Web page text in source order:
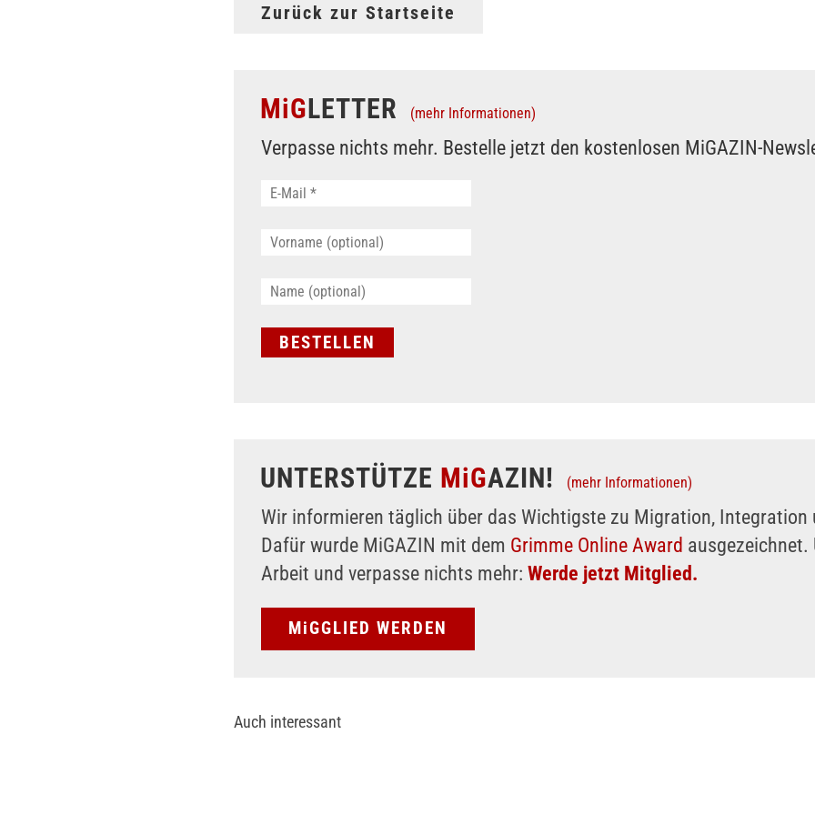
Zurück zur Startseite
MiGLETTER (mehr Informationen)
Verpasse nichts mehr. Bestelle jetzt den kostenlosen MiGAZIN-
UNTERSTÜTZE MiGAZIN! (mehr Informationen)
Wir informieren täglich über das Wichtigste zu Migration, Integration
Dafür wurde MiGAZIN mit dem Grimme Online Award
Arbeit und verpasse nichts mehr: Werde jetzt Mitglied.
MiGGLIED WERDEN
Auch interessant